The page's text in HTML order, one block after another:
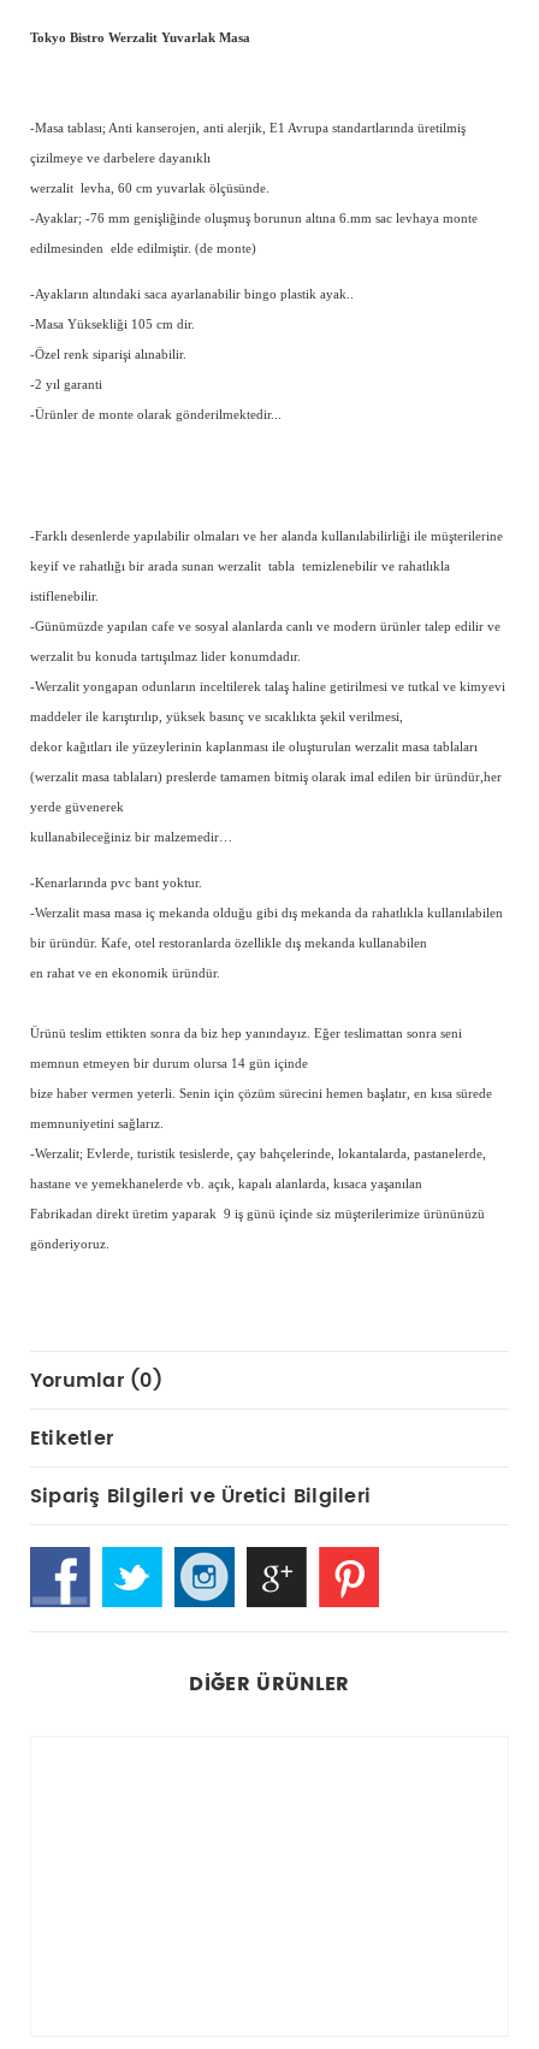
Tokyo Bistro Werzalit Yuvarlak Masa
-Masa tablası; Anti kanserojen, anti alerjik, E1 Avrupa standartlarında üretilmiş
çizilmeye ve darbelere dayanıklı
werzalit levha, 60 cm yuvarlak ölçüsünde.
-Ayaklar; -76 mm genişliğinde oluşmuş borunun altına 6.mm sac levhaya monte
edilmesinden elde edilmiştir. (de monte)
-Ayakların altındaki saca ayarlanabilir bingo plastik ayak..
-Masa Yüksekliği 105 cm dir.
-Özel renk siparişi alınabilir.
-2 yıl garanti
-Ürünler de monte olarak gönderilmektedir...
-Farklı desenlerde yapılabilir olmaları ve her alanda kullanılabilirliği ile müşterilerine
keyif ve rahatlığı bir arada sunan werzalit tabla temizlenebilir ve rahatlıkla
istiflenebilir.
-Günümüzde yapılan cafe ve sosyal alanlarda canlı ve modern ürünler talep edilir ve
werzalit bu konuda tartışılmaz lider konumdadır.
-Werzalit yongapan odunların inceltilerek talaş haline getirilmesi ve tutkal ve kimyevi
maddeler ile karıştırılıp, yüksek basınç ve sıcaklıkta şekil verilmesi,
dekor kağıtları ile yüzeylerinin kaplanması ile oluşturulan werzalit masa tablaları
(werzalit masa tablaları) preslerde tamamen bitmiş olarak imal edilen bir üründür,her
yerde güvenerek
kullanabileceğiniz bir malzemedir…
-Kenarlarında pvc bant yoktur.
-Werzalit masa masa iç mekanda olduğu gibi dış mekanda da rahatlıkla kullanılabilen
bir üründür. Kafe, otel restoranlarda özellikle dış mekanda kullanabilen
en rahat ve en ekonomik üründür.
Ürünü teslim ettikten sonra da biz hep yanındayız. Eğer teslimattan sonra seni
memnun etmeyen bir durum olursa 14 gün içinde
bize haber vermen yeterli. Senin için çözüm sürecini hemen başlatır, en kısa sürede
memnuniyetini sağlarız.
-Werzalit; Evlerde, turistik tesislerde, çay bahçelerinde, lokantalarda, pastanelerde,
hastane ve yemekhanelerde vb. açık, kapalı alanlarda, kısaca yaşanılan
Fabrikadan direkt üretim yaparak 9 iş günü içinde siz müşterilerimize ürününüzü
gönderiyoruz.
Yorumlar (0)
Etiketler
Sipariş Bilgileri ve Üretici Bilgileri
DIĞER ÜRÜNLER